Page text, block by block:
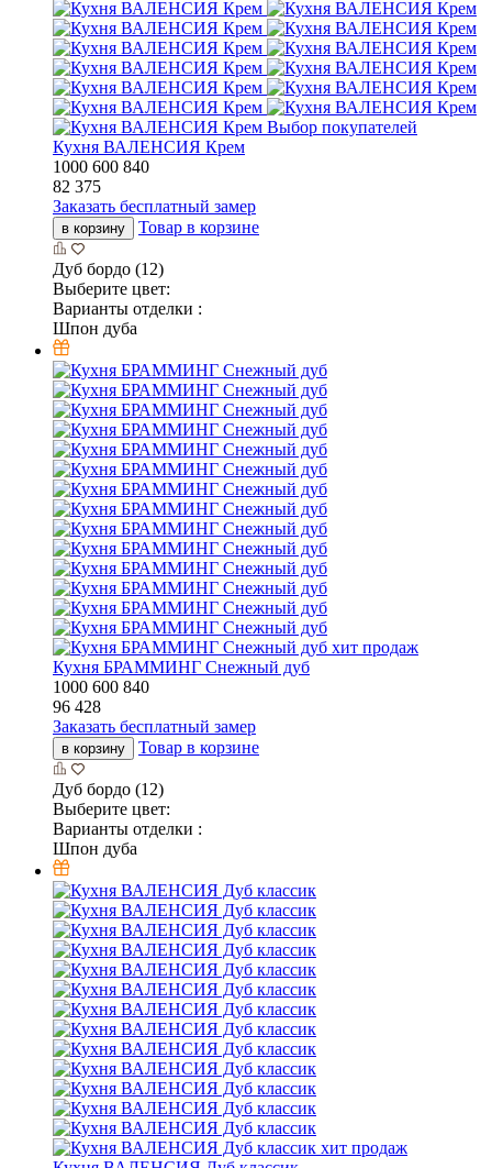
Выбор покупателей
Кухня ВАЛЕНСИЯ Крем
1000 600 840
82 375
Заказать бесплатный замер
в корзину Товар в корзине
Дуб бордо (12)
Выберите цвет:
Варианты отделки :
Шпон дуба
хит продаж
Кухня БРАММИНГ Снежный дуб
1000 600 840
96 428
Заказать бесплатный замер
в корзину Товар в корзине
Дуб бордо (12)
Выберите цвет:
Варианты отделки :
Шпон дуба
хит продаж